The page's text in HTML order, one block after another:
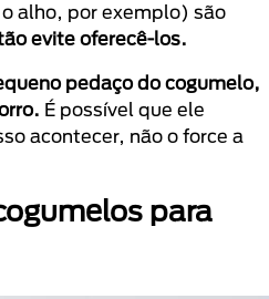
alho, por exemplo) são
evite oferecê-los.
pedaço do cogumelo,
É possível que ele
acontecer, não o force a
para